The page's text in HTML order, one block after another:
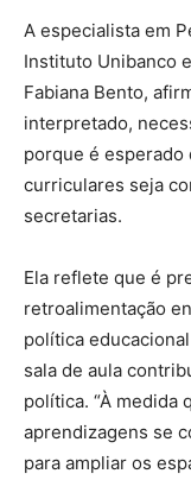
A especialista em
Instituto Unibanco
Fabiana Bento,
interpretado,
porque é esperado
curriculares seja
secretarias.
Ela reflete que é
retroalimentação
política
sala de aula
política. “À medida
aprendizagens se
para ampliar os